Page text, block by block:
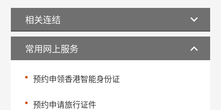
相关连结
常用网上服务
预约申领香港智能身份证
预约申请旅行证件